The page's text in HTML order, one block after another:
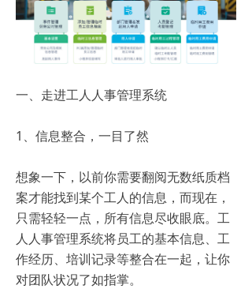
一、走进工人人事管理系统
1、信息整合，一目了然
想象一下，以前你需要翻阅无数纸质档
案才能找到某个工人的信息，而现在，
只需轻轻一点，所有信息尽收眼底。工
人人事管理系统将员工的基本信息、工
作经历、培训记录等整合在一起，让你
对团队状况了如指掌。